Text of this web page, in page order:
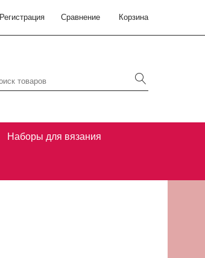
Регистрация Сравнение Корзина
Наборы для вязания